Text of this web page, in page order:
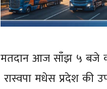
मतदान आज साँझ ५ बजे
रास्वपा मधेस प्रदेश की